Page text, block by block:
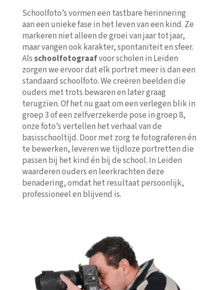
Schoolfoto’s vormen een tastbare herinnering
aan een unieke fase in het leven van een kind. Ze
markeren niet alleen de groei van jaar tot jaar,
maar vangen ook karakter, spontaniteit en sfeer.
Alsschoolfotograafvoor scholen in Leiden
zorgen we ervoor dat elk portret meer is dan een
standaard schoolfoto. We creëren beelden die
ouders met trots bewaren en later graag
terugzien. Of het nu gaat om een verlegen blik in
groep 3 of een zelfverzekerde pose in groep 8,
onze foto’s vertellen het verhaal van de
basisschooltijd. Door met zorg te fotograferen én
te bewerken, leveren we tijdloze portretten die
passen bij het kind én bij de school. In Leiden
waarderen ouders en leerkrachten deze
benadering, omdat het resultaat persoonlijk,
professioneel en blijvend is.